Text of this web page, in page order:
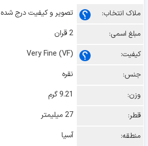
ملاک انتخاب:
تصویر و کیفیت درج شده
مبلغ اسمی:
2 قران
کیفیت:
Very Fine (VF)
جنس:
نقره
وزن:
9.21 گرم
قطر:
27 میلیمتر
منطقه:
آسیا